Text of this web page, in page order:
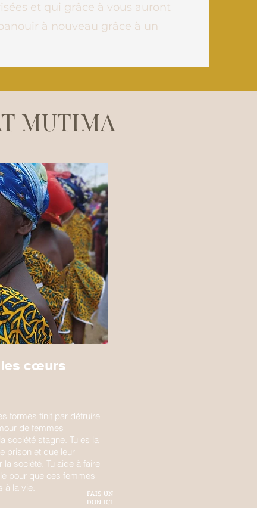
et qui grâce à vous auront
à nouveau grâce à un
les cœurs
formes finit par détruire
de femmes
société stagne. Tu es la
prison et que leur
société. Tu aide à faire
pour que ces femmes
à la vie.
FAIS UN
DON ICI
MUTIMA